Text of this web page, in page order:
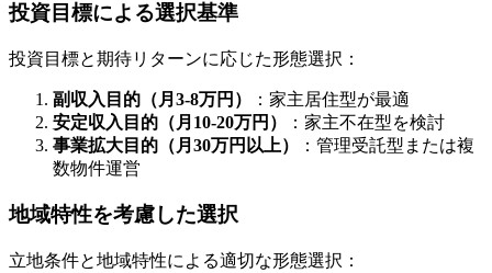
投資目標による選択基準
投資目標と期待リターンに応じた形態選択：
副収入目的（月3-8万円）
：家主居住型が最適
安定収入目的（月10-20万円）
：家主不在型を検討
事業拡大目的（月30万円以上）
：管理受託型または複
数物件運営
地域特性を考慮した選択
立地条件と地域特性による適切な形態選択：